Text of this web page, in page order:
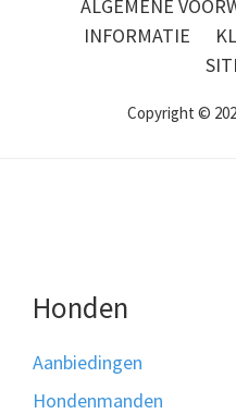
ALGEMENE
INFORMATIE
Copyright ©
Honden
Aanbiedingen
Hondenmanden